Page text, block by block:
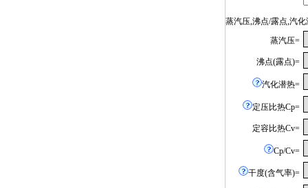
蒸汽压,沸点/露点,汽
蒸汽压=
沸点(露点)=
汽化潜热=
定压比热Cp=
定容比热Cv=
Cp/Cv=
干度(含气率)=